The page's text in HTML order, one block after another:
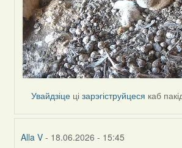
Увайдзіце цізарэгіструйцеся каб
Alla V - 18.06.2026 - 15:45